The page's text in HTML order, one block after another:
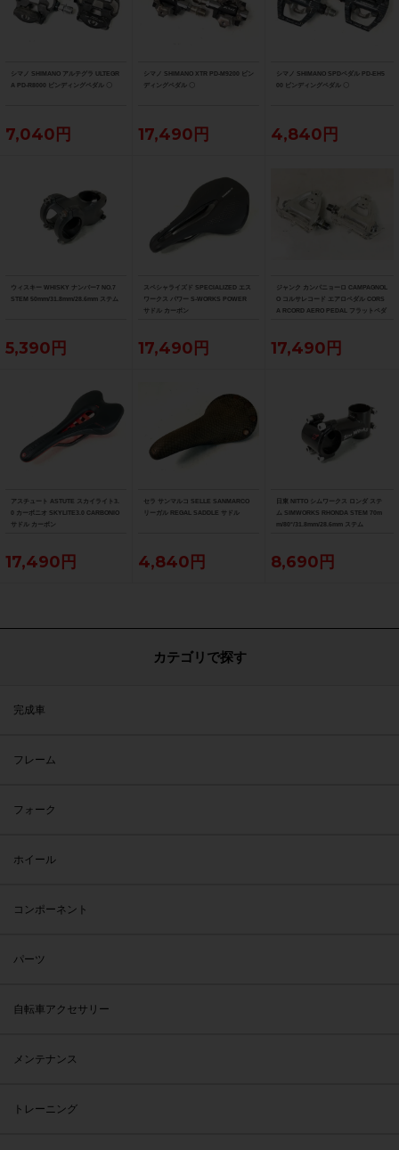
シマノ SHIMANO アルテグラ ULTEGR
A PD-R8000 ビンディングペダル 〇
7,040円
シマノ SHIMANO XTR PD-M9200 ビン
ディングペダル 〇
17,490円
シマノ SHIMANO SPDペダル PD-EH5
00 ビンディングペダル 〇
4,840円
ウィスキー WHISKY ナンバー7 NO.7
STEM 50mm/31.8mm/28.6mm ステム
5,390円
スペシャライズド SPECIALIZED エス
ワークス パワー S-WORKS POWER
サドル カーボン
17,490円
ジャンク カンパニョーロ CAMPAGNOL
O コルサレコード エアロペダル CORS
A RCORD AERO PEDAL フラットペダ
17,490円
アスチュート ASTUTE スカイライト3.
0 カーボニオ SKYLITE3.0 CARBONIO
サドル カーボン
17,490円
セラ サンマルコ SELLE SANMARCO
リーガル REGAL SADDLE サドル
4,840円
日東 NITTO シムワークス ロンダ ステ
ム SIMWORKS RHONDA STEM 70m
m/80°/31.8mm/28.6mm ステム
8,690円
カテゴリで探す
完成車
フレーム
フォーク
ホイール
コンポーネント
パーツ
自転車アクセサリー
メンテナンス
トレーニング